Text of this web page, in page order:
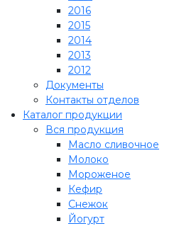
2016
2015
2014
2013
2012
Документы
Контакты отделов
Каталог продукции
Вся продукция
Масло сливочное
Молоко
Мороженое
Кефир
Снежок
Йогурт